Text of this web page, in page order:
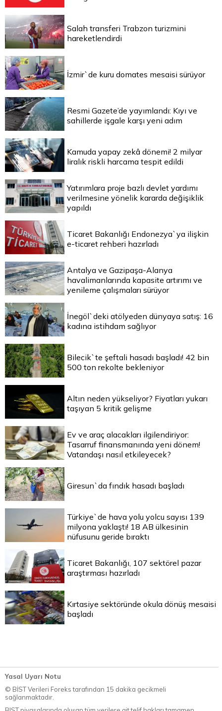
Salah transferi Trabzon turizmini
hareketlendirdi
İzmir`de kuru domates mesaisi sürüyor
Resmi Gazete’de yayımlandı: Kıyı ve
sahillerde işgale karşı yeni adım
Kamuda yapay zekâ dönemi! 2 milyar
liralık riskli harcama tespit edildi
Yatırımlara proje bazlı devlet yardımı
verilmesine yönelik kararda değişiklik
yapıldı
Ticaret Bakanlığı Endonezya`ya ilişkin
e-ticaret rehberi hazırladı
Antalya ve Gazipaşa-Alanya
havalimanlarında kapasite artırımı ve
yenileme çalışmaları sürüyor
İnegöl`deki atölyeden dünyaya satış: 16
kadına istihdam sağlıyor
Bilecik`te şeftali hasadı başladı! 42 bin
500 ton rekolte bekleniyor
Altın neden yükseliyor? Fiyatları yukarı
taşıyan 5 kritik gelişme
Ev ve araç alacakları ilgilendiriyor:
Tasarruf finansmanında yeni dönem!
Vatandaşı nasıl etkileyecek?
Giresun`da fındık hasadı başladı
Türkiye`de hava yolu yolcu sayısı 139
milyona yaklaştı! 18 AB ülkesinin
nüfusunu geride bıraktı
Ticaret Bakanlığı, 107 sektörel pazar
araştırması hazırladı
Kırtasiye sektöründe okula dönüş mesaisi
başladı
Yasal Uyarı Notu
© BİST Verileri Foreks tarafından 15 dakika gecikmeli
sağlanmaktadır.